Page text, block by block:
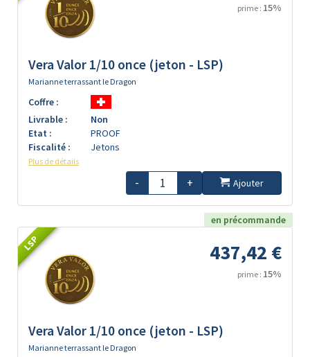
prime : 15%
Vera Valor 1/10 once (jeton - LSP)
Marianne terrassant le Dragon
Coffre :
Livrable :
Non
Etat :
PROOF
Fiscalité :
Jetons
Plus de détails
- + Ajouter
en précommande
LSP 437,42 €
prime : 15%
Vera Valor 1/10 once (jeton - LSP)
Marianne terrassant le Dragon